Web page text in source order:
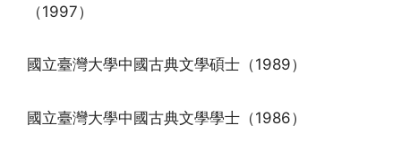
（1997）
國立臺灣大學中國古典文學碩士（1989）
國立臺灣大學中國古典文學學士（1986）